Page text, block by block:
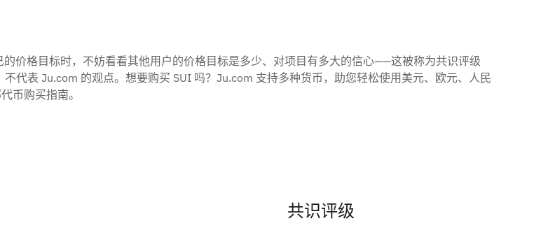
价格目标时，不妨看看其他用户的价格目标是多少、对项目有多大的信心——这被称为共识评级
代表 Ju.com 的观点。想要购买 SUI 吗？Ju.com 支持多种货币，助您轻松使用美元、欧元、人民
币购买指南。
共识评级